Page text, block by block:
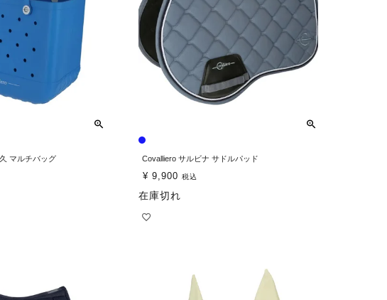
マルチバッグ Covalliero サルビナ サドルパッド
¥ 9,900 税込
在庫切れ